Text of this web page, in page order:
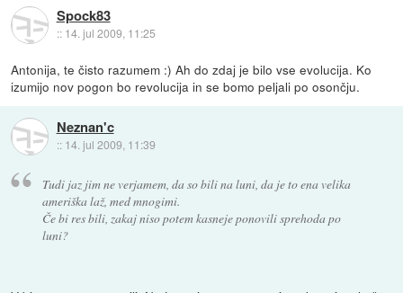
Spock83
:: 14. jul 2009, 11:25
Antonija, te čisto razumem :) Ah do zdaj je bilo vse evolucija. Ko
izumijo nov pogon bo revolucija in se bomo peljali po osončju.
Neznan'c
:: 14. jul 2009, 11:39
Tudi jaz jim ne verjamem, da so bili na luni, da je to ena velika
ameriška laž, med mnogimi.
Če bi res bili, zakaj niso potem kasneje ponovili sprehoda po
luni?